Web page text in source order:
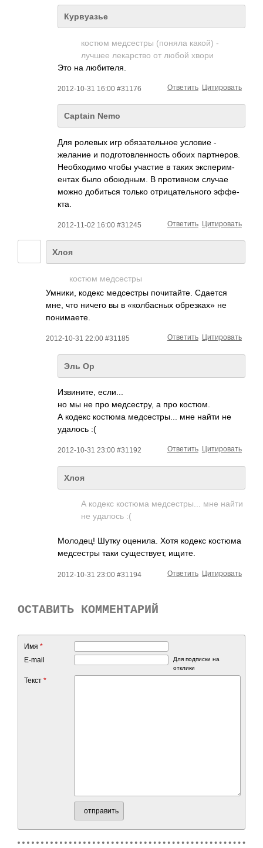
Курвуазье
костюм медс­­естры (поняла какой) -
лучшее лека­­рство от любой хвори
Это на люби­теля.
2012-10-31 16:00 #31176 Цитировать
Ответить
Captain Nemo
Для ролевых игр обяз­ател­ьное условие -
желание и подг­отов­ленн­ость обоих парт­неров.
Необ­ходимо чтобы участие в таких эксп­ерим­
ентах было обою­дным. В прот­ивном случае
можно доби­ться только отри­цате­льного эффе­
кта.
2012-11-02 16:00 #31245 Цитировать
Ответить
Хлоя
костюм медс­естры
Умники, кодекс медс­естры почи­тайте. Сдается
мне, что ничего вы в «кол­басных обре­зках» не
пони­маете.
2012-10-31 22:00 #31185 Цитировать
Ответить
Эль Ор
Изви­ните, если...
но мы не про медс­естру, а про костюм.
А кодекс костюма медс­естр­ы... мне найти не
удалось :(
2012-10-31 23:00 #31192 Цитировать
Ответить
Хлоя
А кодекс костюма медс­естр­ы... мне найти
не удалось :(
Моло­дец! Шутку оцен­ила. Хотя кодекс костюма
медс­естры таки суще­ству­ет, ищите.
2012-10-31 23:00 #31194 Цитировать
Ответить
ОСТАВИТЬ КОММЕНТАРИЙ
Имя *
E-mail
Для подписки на
отклики
Текст *
отправить